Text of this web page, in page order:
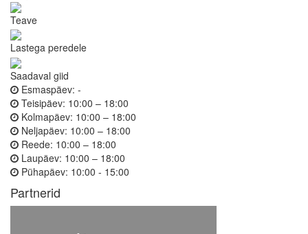
Teave
Lastega peredele
Saadaval giid
Esmaspäev: -
Teisipäev: 10:00 – 18:00
Kolmapäev: 10:00 – 18:00
Neljapäev: 10:00 – 18:00
Reede: 10:00 – 18:00
Laupäev: 10:00 – 18:00
Pühapäev: 10:00 - 15:00
Partnerid